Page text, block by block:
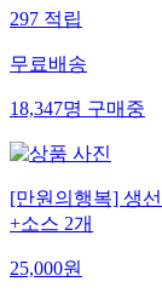
297 적립
무료배송
18,347명 구매중
[만원의행복] 생
+소스 2개
25,000원